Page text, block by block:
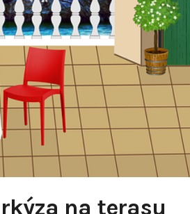
na terasu